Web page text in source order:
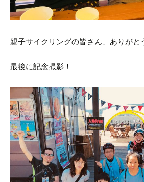
親子サイクリングの皆さん、ありがと
最後に記念撮影！